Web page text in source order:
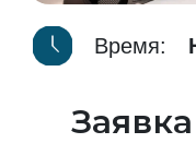
Время: